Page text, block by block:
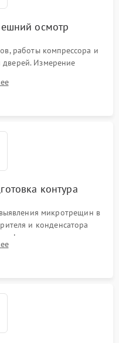
осмотр
работы компрессора и
дверей. Измерение
проверка термостата и
дисплея.
контура
микротрещин в
и конденсатора
фильтра-осушителя и
устранения засоров.